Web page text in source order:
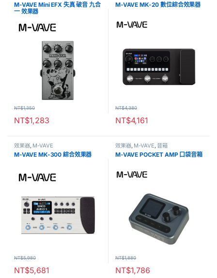
M-VAVE Mini EFX 失真 破音 九合
一 效果器
NT$1,283
NT$1,350
M-VAVE MK-20 數位綜合效果器
NT$4,161
NT$4,380
效果器, M-VAVE
M-VAVE MK-300 綜合效果器
NT$5,681
NT$5,980
效果器, M-VAVE,音箱
M-VAVE POCKET AMP 口袋音箱
NT$1,786
NT$1,880